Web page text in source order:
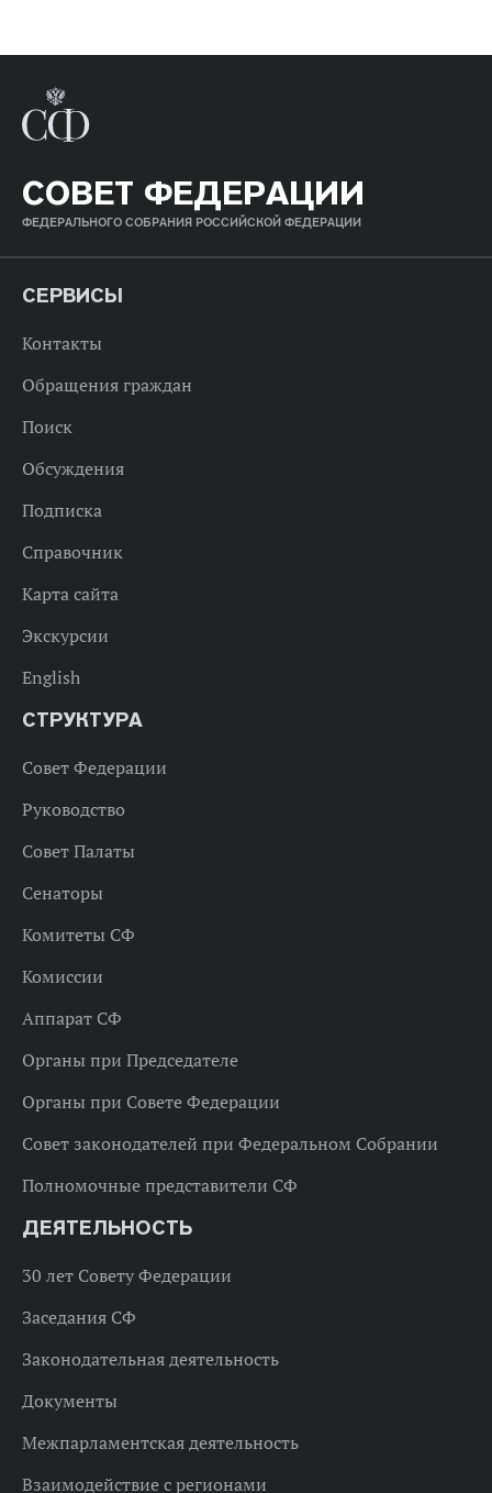
СОВЕТ ФЕДЕРАЦИИ
ФЕДЕРАЛЬНОГО СОБРАНИЯ РОССИЙСКОЙ ФЕДЕРАЦИИ
СЕРВИСЫ
Контакты
Обращения граждан
Поиск
Обсуждения
Подписка
Справочник
Карта сайта
Экскурсии
English
СТРУКТУРА
Совет Федерации
Руководство
Совет Палаты
Сенаторы
Комитеты СФ
Комиссии
Аппарат СФ
Органы при Председателе
Органы при Совете Федерации
Совет законодателей при Федеральном Собрании
Полномочные представители СФ
ДЕЯТЕЛЬНОСТЬ
30 лет Совету Федерации
Заседания СФ
Законодательная деятельность
Документы
Межпарламентская деятельность
Взаимодействие с регионами